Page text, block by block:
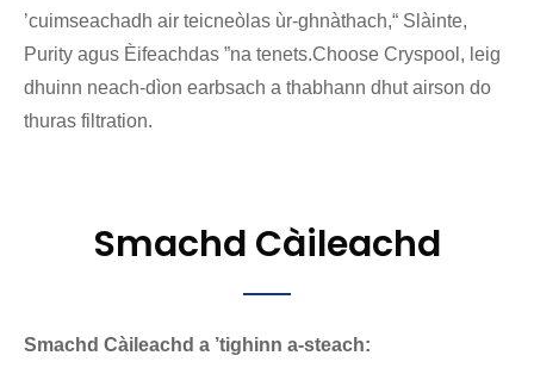
’cuimseachadh air teicneòlas ùr-ghnàthach,“ Slàinte,
Purity agus Èifeachdas ”na tenets.Choose Cryspool, leig
dhuinn neach-dìon earbsach a thabhann dhut airson do
thuras filtration.
Smachd Càileachd
Smachd Càileachd a ’tighinn a-steach: